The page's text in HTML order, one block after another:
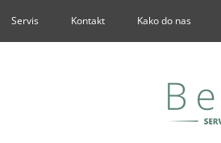
Servis Kontakt Kako do nas